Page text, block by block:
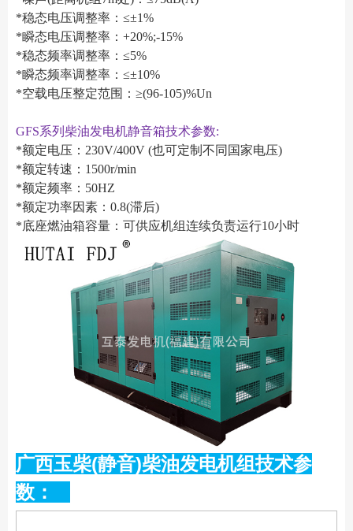
*稳态电压调整率：≤±1%
*瞬态电压调整率：+20%;-15%
*稳态频率调整率：≤5%
*瞬态频率调整率：≤±10%
*空载电压整定范围：≥(96-105)%Un
GFS系列柴油发电机静音箱技术参数:
*额定电压：230V/400V (也可定制不同国家电压)
*额定转速：1500r/min
*额定频率：50HZ
*额定功率因素：0.8(滞后)
*底座燃油箱容量：可供应机组连续负责运行10小时
广西玉柴(静音)柴油发电机组技术参
数：